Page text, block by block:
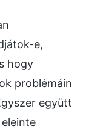
e,
hogy
problémáin
együtt